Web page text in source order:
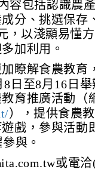
容包括認識農
分、挑選保存
，以淺顯易懂
加利用。
瞭解食農教育
日至8月16日舉
育推廣活動（
），提供食農
戲，參與活動
與。
或電